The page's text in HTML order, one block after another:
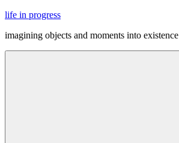
Skip
content
life in progress
imagining objects and moments into existence